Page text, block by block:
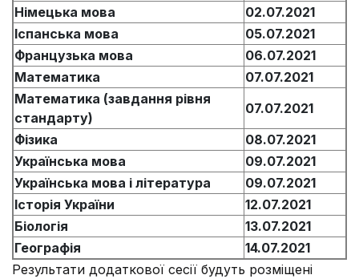
Німецька мова
02.07.2021
Іспанська мова
05.07.2021
Французька мова
06.07.2021
Математика
07.07.2021
Математика (завдання рівня
стандарту)
07.07.2021
Фізика
08.07.2021
Українська мова
09.07.2021
Українська мова і література
09.07.2021
Історія України
12.07.2021
Біологія
13.07.2021
Географія
14.07.2021
Результати додаткової сесії будуть розміщені